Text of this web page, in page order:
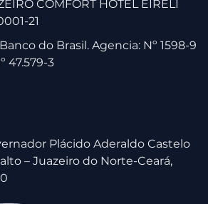
COMFORT HOTEL EIRELI
21
do Brasil. Agencia: Nº 1598-9
47.579-3
Plácido Aderaldo Castelo
– Juazeiro do Norte-Ceará,